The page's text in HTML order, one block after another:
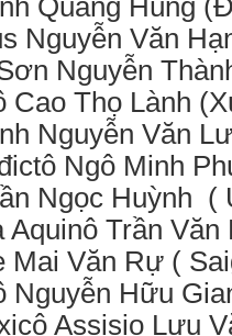
Quang Hùng
Nguyễn Văn
Nguyễn
Cao Thọ Lành
Nguyễn Văn
Ngô Minh
Ngọc Huỳnh (
Aquinô Trần Văn
Mai Văn Rự (
Nguyễn Hữu
Assisio Lưu